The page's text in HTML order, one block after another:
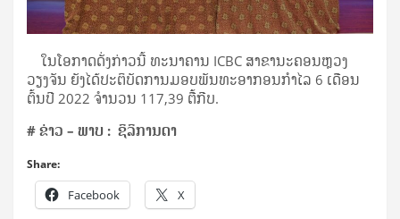
ໃນໂອກາດດັ່ງກ່າວນີ້ ທະນາຄານ ICBC ສາຂານະຄອນຫຼວງ
ວຽງຈັນ ຍັງໄດ້ປະຕິບັດການມອບພັນທະອາກອນກຳໄລ 6 ເດືອນ
ຕົ້ນປີ 2022 ຈຳນວນ 117,39 ຕື້ກີບ.
# ຂ່າວ – ພາບ : ຊິລິການດາ
Share:
Facebook X